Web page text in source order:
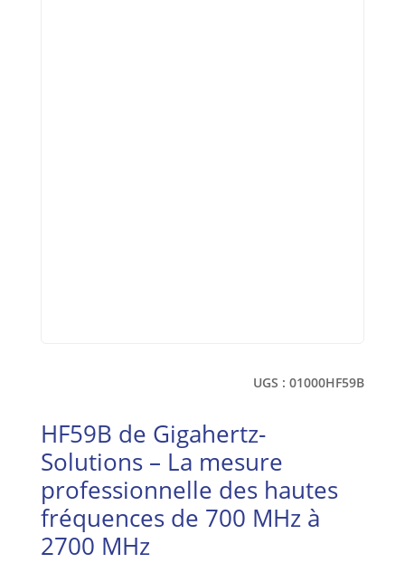
UGS :01000HF59B
HF59B de Gigahertz-
Solutions – La mesure
professionnelle des hautes
fréquences de 700 MHz à
2700 MHz